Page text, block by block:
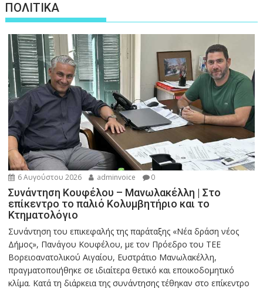
ΠΟΛΙΤΙΚΑ
6 Αυγούστου 2026 adminvoice 0
Συνάντηση Κουφέλου – Μανωλακέλλη | Στο
επίκεντρο το παλιό Κολυμβητήριο και το
Κτηματολόγιο
Συνάντηση του επικεφαλής της παράταξης «Νέα δράση νέος
Δήμος», Πανάγου Κουφέλου, με τον Πρόεδρο του ΤΕΕ
Βορειοανατολικού Αιγαίου, Ευστράτιο Μανωλακέλλη,
πραγματοποιήθηκε σε ιδιαίτερα θετικό και εποικοδομητικό
κλίμα. Κατά τη διάρκεια της συνάντησης τέθηκαν στο επίκεντρο